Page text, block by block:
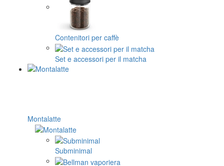
Contenitori per caffè
Set e accessori per il matcha
Montalatte
Subminimal